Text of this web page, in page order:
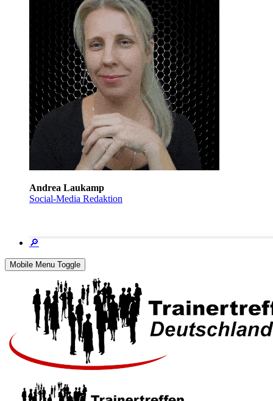
Andrea Laukamp
Social-Media Redaktion
🔎
Mobile Menu Toggle